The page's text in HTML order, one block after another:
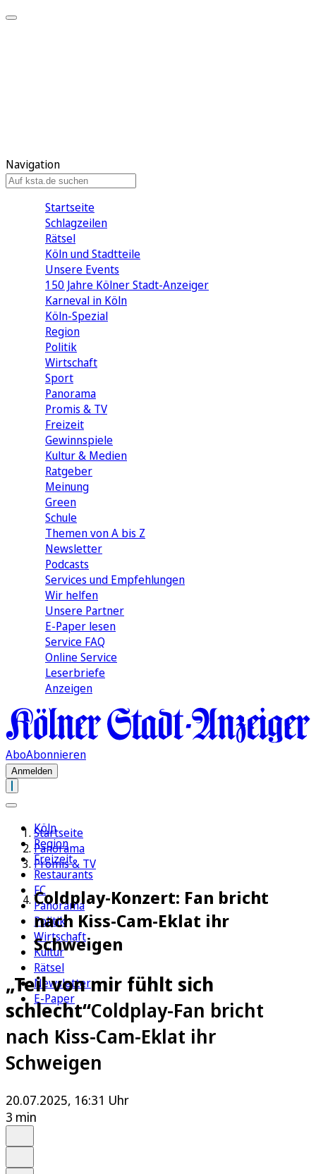
Navigation
Startseite
Schlagzeilen
Rätsel
Köln und Stadtteile
Unsere Events
150 Jahre Kölner Stadt-Anzeiger
Karneval in Köln
Köln-Spezial
Region
Politik
Wirtschaft
Sport
Panorama
Promis & TV
Freizeit
Gewinnspiele
Kultur & Medien
Ratgeber
Meinung
Green
Schule
Themen von A bis Z
Newsletter
Podcasts
Services und Empfehlungen
Wir helfen
Unsere Partner
E-Paper lesen
Service FAQ
Online Service
Leserbriefe
Anzeigen
AboAbonnieren
Anmelden
Köln
Region
Freizeit
Restaurants
FC
Panorama
Politik
Wirtschaft
Kultur
Rätsel
Newsletter
E-Paper
Startseite
Panorama
Promis & TV
Coldplay-Konzert: Fan bricht
nach Kiss-Cam-Eklat ihr
Schweigen
„Teil von mir fühlt sich
schlecht“Coldplay-Fan bricht
nach Kiss-Cam-Eklat ihr
Schweigen
20.07.2025, 16:31 Uhr
3 min